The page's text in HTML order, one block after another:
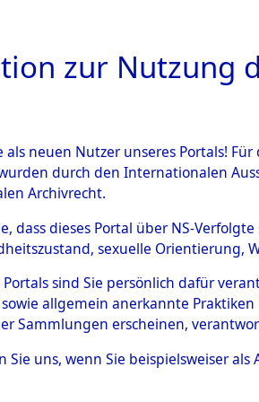
HOME
zur Nutzung
als neuen Nutzer unseres Portals!
durch den Internationalen
Archivrecht.
dass dieses Portal über NS-
sexuelle Orientierung,
Portals sind Sie persönlich dafür
allgemein anerkannte
Sammlungen erscheinen,
Sie uns, wenn Sie beispielsweiser